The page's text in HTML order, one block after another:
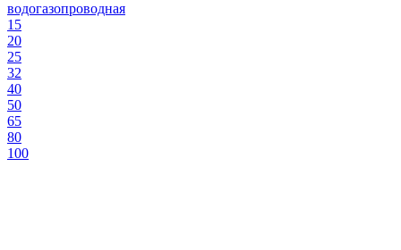
водогазопроводная
15
20
25
32
40
50
65
80
100